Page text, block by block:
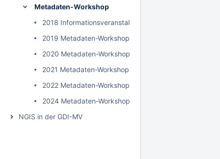
Metadaten-Workshop
2018 Informationsveranstaltung Metadaten
2019 Metadaten-Workshop
2020 Metadaten-Workshop
2021 Metadaten-Workshop
2022 Metadaten-Workshop
2024 Metadaten-Workshop
NGIS in der GDI-MV